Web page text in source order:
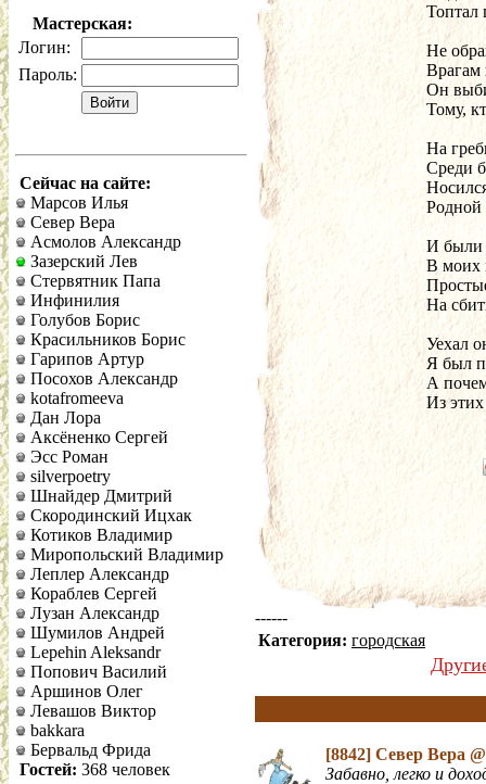
Мастерская:
Логин:
Пароль:
Сейчас на сайте:
Марсов Илья
Север Вера
Асмолов Александр
Зазерский Лев
Стервятник Папа
Инфинилия
Голубов Борис
Красильников Борис
Гарипов Артур
Посохов Александр
kotafromeeva
Дан Лора
Аксёненко Сергей
Эсс Роман
silverpoetry
Шнайдер Дмитрий
Скородинский Ицхак
Котиков Владимир
Миропольский Владимир
Леплер Александр
Кораблев Сергей
Лузан Александр
Шумилов Андрей
Lepehin Aleksandr
Попович Василий
Аршинов Олег
Левашов Виктор
bakkara
Бервальд Фрида
Гостей: 368 человек
Топтал
Не
Врагам
Он
Тому,
На
Среди
Родной
И были
В моих
На
Уехал
Я был
А
Из
------
Категория: городская
[8842] Север Вера
Забавно, легко и